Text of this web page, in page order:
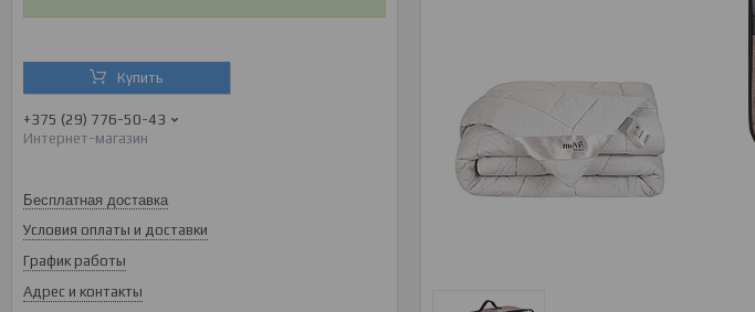
Купить
+375 (29) 776-50-43
Интернет-магазин
Бесплатная доставка
Условия оплаты и доставки
График работы
Адрес и контакты